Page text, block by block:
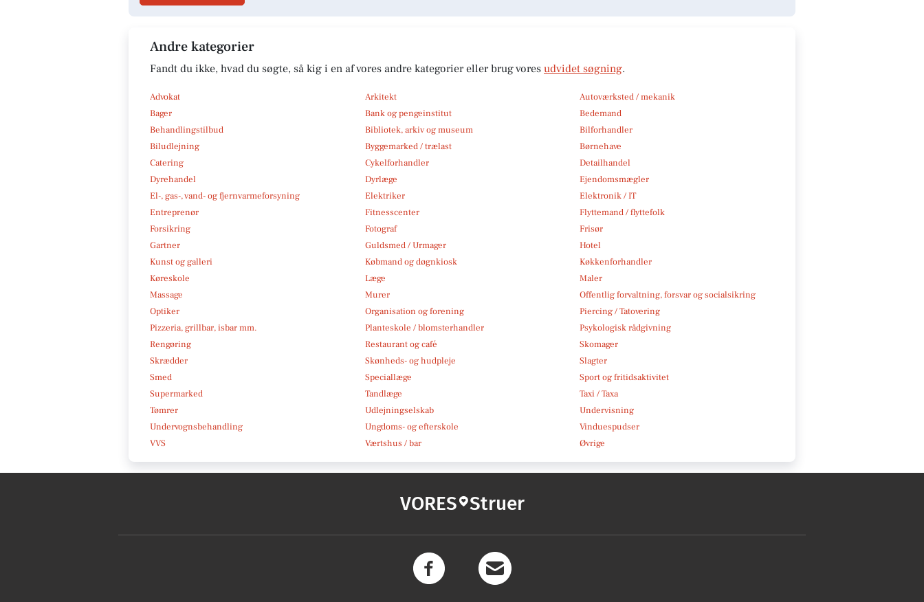
Andre kategorier
Fandt du ikke, hvad du søgte, så kig i en af vores andre kategorier eller brug vores udvidet søgning.
Advokat Arkitekt
Autoværksted / mekanik
Bager
Bank og pengeinstitut
Bedemand
Behandlingstilbud
Bibliotek, arkiv og museum
Bilforhandler
Biludlejning
Byggemarked / trælast
Børnehave
Catering
Cykelforhandler
Detailhandel
Dyrehandel
Dyrlæge
Ejendomsmægler
El-, gas-, vand- og fjernvarmeforsyning
Elektriker
Elektronik / IT
Entreprenør
Fitnesscenter
Flyttemand / flyttefolk
Forsikring
Fotograf
Frisør
Gartner
Guldsmed / Urmager
Hotel
Kunst og galleri
Købmand og døgnkiosk
Køkkenforhandler
Køreskole
Læge
Maler
Massage
Murer
Offentlig forvaltning, forsvar og socialsikring
Optiker
Organisation og forening
Piercing / Tatovering
Pizzeria, grillbar, isbar mm.
Planteskole / blomsterhandler
Psykologisk rådgivning
Rengøring
Restaurant og café
Skomager
Skrædder
Skønheds- og hudpleje
Slagter
Smed
Speciallæge
Sport og fritidsaktivitet
Supermarked
Tandlæge
Taxi / Taxa
Tømrer
Udlejningselskab
Undervisning
Undervognsbehandling
Ungdoms- og efterskole
Vinduespudser
VVS
Værtshus / bar Øvrige
VORES Struer